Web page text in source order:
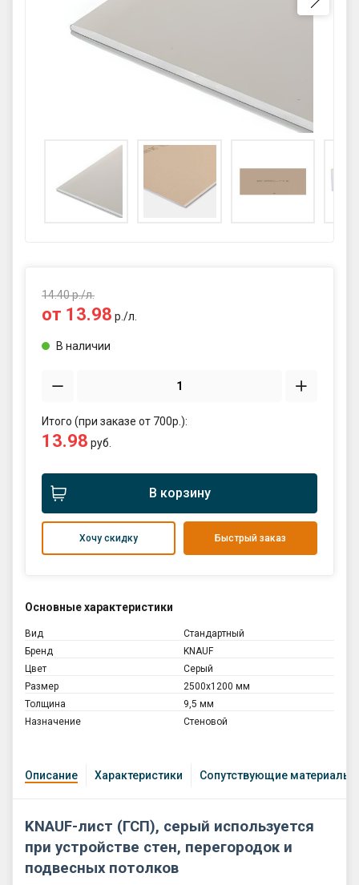
складу:
53.85987990162563,27.420653302
sales@profkomplekt.by
Основные характеристики
Вид
Стандартный
Бренд
KNAUF
Цвет
Серый
Размер
2500х1200 мм
Толщина
9,5 мм
Назначение
Стеновой
14.40р./л.
от 13.98 р./л.
В наличии
Итого (при заказе от 700р.):
13.98 руб.
В корзину
Хочу скидку Быстрый заказ
Описание Характеристики Сопутствующие материалы
KNAUF-лист (ГСП), серый используется
при устройстве стен, перегородок и
подвесных потолков